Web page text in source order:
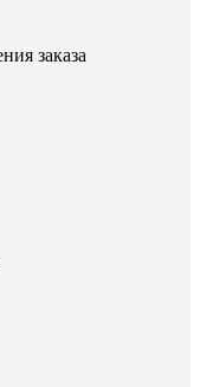
заказа